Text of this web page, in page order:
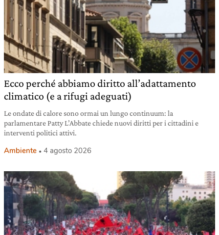
Ecco perché abbiamo diritto all’adattamento
climatico (e a rifugi adeguati)
Le ondate di calore sono ormai un lungo continuum: la
parlamentare Patty L’Abbate chiede nuovi diritti per i cittadini e
interventi politici attivi.
Ambiente 4 agosto 2026